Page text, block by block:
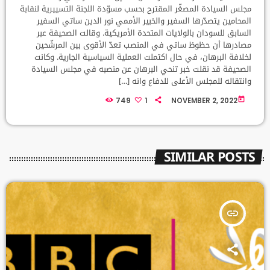
مجلس السيادة المصغّر المقترح بحسب مسوّدة اللجنة التسييرية لنقابة
المحامين يتصدّرها السفير والخبير الأممي نور الدين ساتي السفير
السابق للسودان بالولايات المتحدة الأمريكية. وقالت الصحيفة عبر
مصادرها أن حظوظ ساتي في المنصب تعدّ الأقوى بين المرشّحين
لخلافة البرهان، في حال اكتملت العملية السياسية الجارية. وكانت
الصحيفة قد نقلت خبر تنحي البرهان عن منصبه في مجلس السيادة
وانتقاله للمجلس الأعلى للدفاع وانه […]
today
NOVEMBER 2, 2022
749 1
SIMILAR POSTS
insert_link